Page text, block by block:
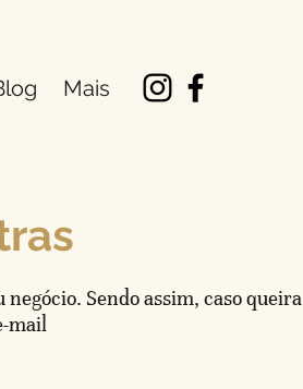
Mais
Sendo assim, caso queira
mail